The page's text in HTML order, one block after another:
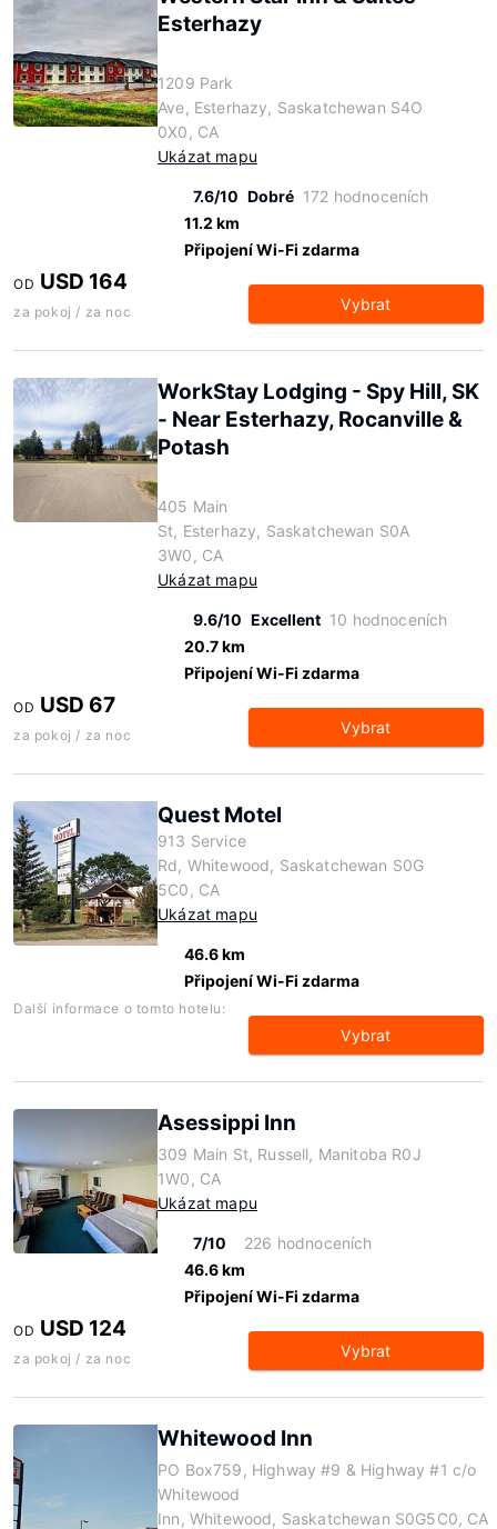
Esterhazy
1209 Park
Ave, Esterhazy, Saskatchewan S4O
0X0, CA
Ukázat mapu
7.6/10 Dobré 172 hodnoceních
11.2 km
Připojení Wi-Fi zdarma
OD USD 164
za pokoj / za noc Vybrat
WorkStay Lodging - Spy Hill, SK
- Near Esterhazy, Rocanville &
Potash
405 Main
St, Esterhazy, Saskatchewan S0A
3W0, CA
Ukázat mapu
9.6/10 Excellent 10 hodnoceních
20.7 km
Připojení Wi-Fi zdarma
OD USD 67
za pokoj / za noc Vybrat
Quest Motel
913 Service
Rd, Whitewood, Saskatchewan S0G
5C0, CA
Ukázat mapu
46.6 km
Připojení Wi-Fi zdarma
Další informace o tomto hotelu:
Vybrat
Asessippi Inn
309 Main St, Russell, Manitoba R0J
1W0, CA
Ukázat mapu
7/10
226 hodnoceních
46.6 km
Připojení Wi-Fi zdarma
OD USD 124
za pokoj / za noc Vybrat
Whitewood Inn
PO Box759, Highway #9 & Highway #1 c/o
Whitewood
Inn, Whitewood, Saskatchewan S0G5C0, CA